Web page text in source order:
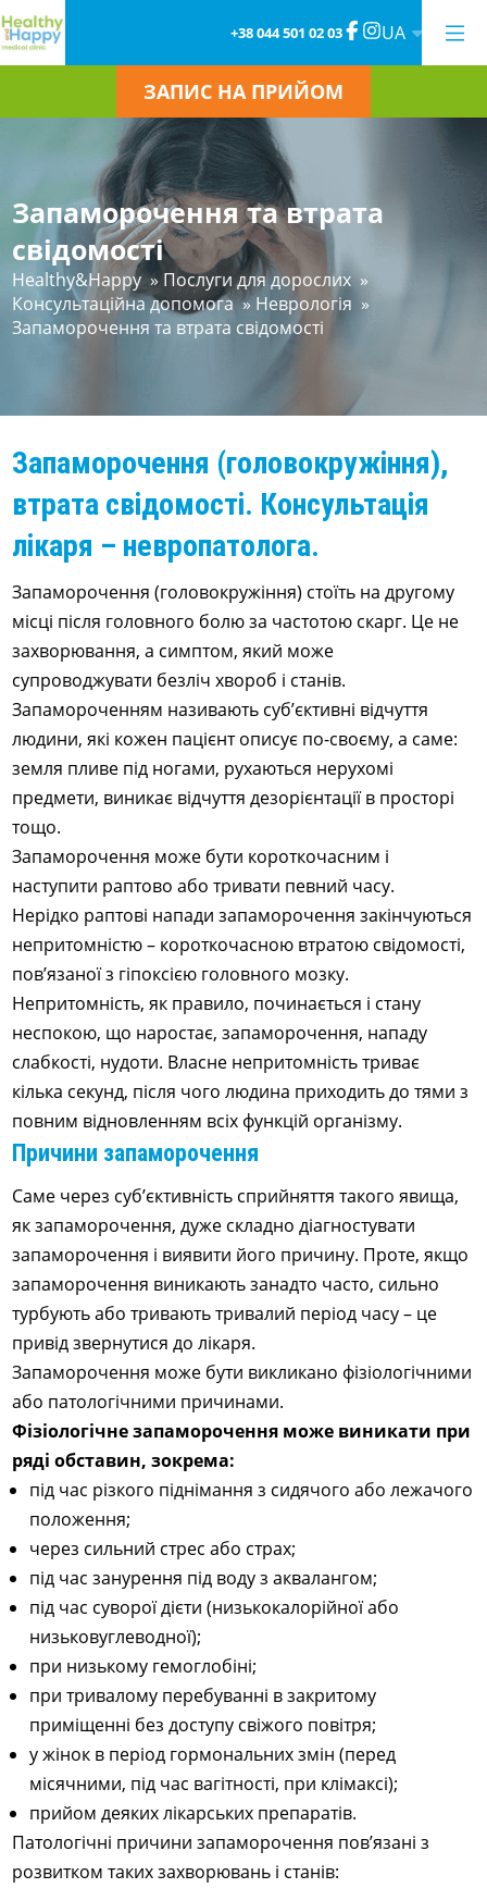
+38 044 501 02 03 UA
ЗАПИС НА ПРИЙОМ
Запаморочення та втрата
свідомості
Healthy&Happy » Послуги для дорослих »
Консультаційна допомога » Неврологія »
Запаморочення та втрата свідомості
Запаморочення (головокружіння),
втрата свідомості. Консультація
лікаря – невропатолога.
Запаморочення (головокружіння) стоїть на другому
місці після головного болю за частотою скарг. Це не
захворювання, а симптом, який може
супроводжувати безліч хвороб і станів.
Запамороченням називають суб’єктивні відчуття
людини, які кожен пацієнт описує по-своєму, а саме:
земля пливе під ногами, рухаються нерухомі
предмети, виникає відчуття дезорієнтації в просторі
тощо.
Запаморочення може бути короткочасним і
наступити раптово або тривати певний часу.
Нерідко раптові напади запаморочення закінчуються
непритомністю – короткочасною втратою свідомості,
пов’язаної з гіпоксією головного мозку.
Непритомність, як правило, починається і стану
неспокою, що наростає, запаморочення, нападу
слабкості, нудоти. Власне непритомність триває
кілька секунд, після чого людина приходить до тями з
повним відновленням всіх функцій організму.
Причини запаморочення
Саме через суб’єктивність сприйняття такого явища,
як запаморочення, дуже складно діагностувати
запаморочення і виявити його причину. Проте, якщо
запаморочення виникають занадто часто, сильно
турбують або тривають тривалий період часу – це
привід звернутися до лікаря.
Запаморочення може бути викликано фізіологічними
або патологічними причинами.
Фізіологічне запаморочення може виникати при
ряді обставин, зокрема:
під час різкого піднімання з сидячого або лежачого
положення;
через сильний стрес або страх;
під час занурення під воду з аквалангом;
під час суворої дієти (низькокалорійної або
низьковуглеводної);
при низькому гемоглобіні;
при тривалому перебуванні в закритому
приміщенні без доступу свіжого повітря;
у жінок в період гормональних змін (перед
місячними, під час вагітності, при клімаксі);
прийом деяких лікарських препаратів.
Патологічні причини запаморочення пов’язані з
розвитком таких захворювань і станів: